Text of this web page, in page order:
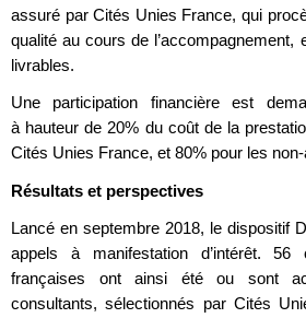
assuré par Cités Unies France, qui
qualité au cours de l’accompagnement,
livrables.
Une participation financière est
à hauteur de 20% du coût de la
Cités Unies France, et 80% pour les
Résultats et perspectives
Lancé en septembre 2018, le dispositif
appels à manifestation d’intérêt. 56
françaises ont ainsi été ou sont
consultants, sélectionnés par Cités